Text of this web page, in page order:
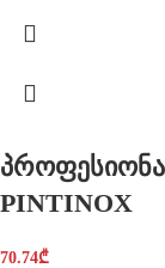
PINTINOX
70.74₾